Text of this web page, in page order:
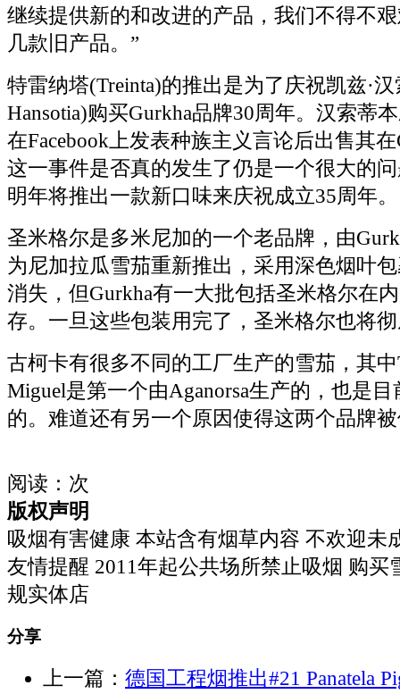
继续提供新的和改进的产品，我们不得不
几款旧产品。”
特雷纳塔(Treinta)的推出是为了庆祝凯兹·汉
Hansotia)购买Gurkha品牌30周年。汉索蒂
在Facebook上发表种族主义言论后出售其
这一事件是否真的发生了仍是一个很大的
明年将推出一款新口味来庆祝成立35周年。
圣米格尔是多米尼加的一个老品牌，由
为尼加拉瓜雪茄重新推出，采用深色烟叶
消失，但Gurkha有一大批包括圣米格尔在
存。一旦这些包装用完了，圣米格尔也将
古柯卡有很多不同的工厂生产的雪茄，其中
Miguel是第一个由Aganorsa生产的，也是
的。难道还有另一个原因使得这两个品牌
阅读： 次
版权声明
吸烟有害健康 本站含有烟草内容 不欢迎未
友情提醒 2011年起公共场所禁止吸烟 购买
规实体店
分享
上一篇： 德国工程烟推出#21 Panatela